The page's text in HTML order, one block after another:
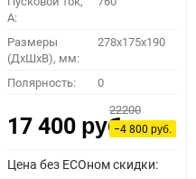
A:
Размеры
(ДхШхВ), мм:
278x175x190
Полярность: 0
17 400 руб.
22200
−4 800руб.
Цена без ECOном скидки: